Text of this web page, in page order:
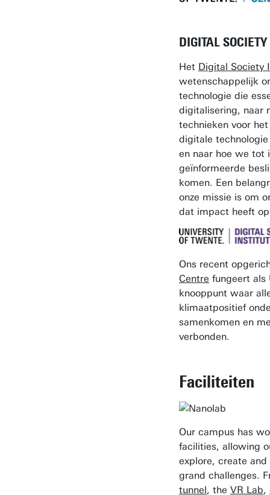
DIGITAL
Het Digital Society
wetenschappelijk
technologie die
digitalisering, naar
technieken voor
digitale
en naar hoe we tot
geïnformeerde
komen. Een
onze missie is om
dat impact heeft
Ons recent
Centre fungeert als
knooppunt waar
klimaatpositief
samenkomen en
verbonden.
Faciliteiten
Our campus has
facilities, allowing
explore, create
grand challenges.
tunnel, the VR Lab,